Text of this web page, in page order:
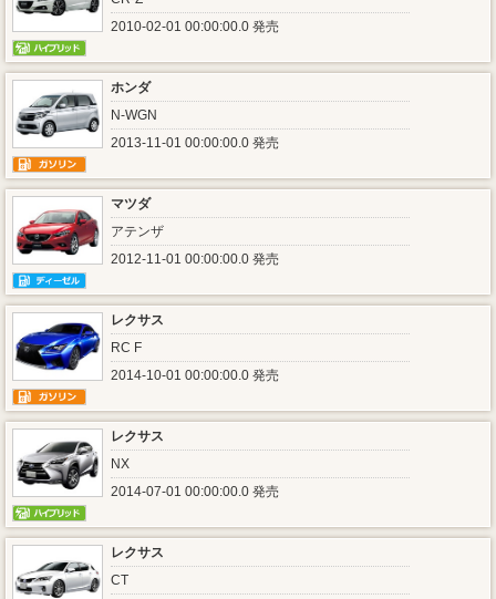
2010-02-01 00:00:00.0 発売
ホンダ
N-WGN
2013-11-01 00:00:00.0 発売
マツダ
アテンザ
2012-11-01 00:00:00.0 発売
レクサス
RC F
2014-10-01 00:00:00.0 発売
レクサス
NX
2014-07-01 00:00:00.0 発売
レクサス
CT